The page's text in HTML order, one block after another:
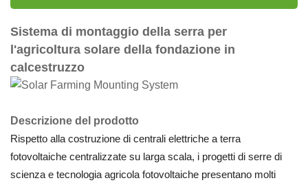
Sistema di montaggio della serra per
l'agricoltura solare della fondazione in
calcestruzzo
Descrizione del prodotto
Rispetto alla costruzione di centrali elettriche a terra
fotovoltaiche centralizzate su larga scala, i progetti di serre di
scienza e tecnologia agricola fotovoltaiche presentano molti